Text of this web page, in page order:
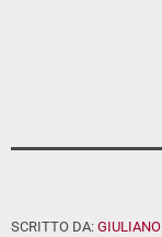
SCRITTO DA: